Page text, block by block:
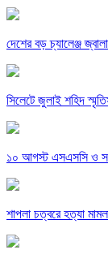
দেশের বড় চ্যালেঞ্জ
সিলেটে জুলাই শহিদ
১০ আগস্ট এসএসসি ও
শাপলা চত্বরে হত্যা